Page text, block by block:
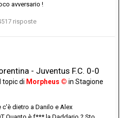
avversario !
risposte
- Juventus F.C. 0-0
topic di Morpheus © in Stagione
dietro a Danilo e Alex